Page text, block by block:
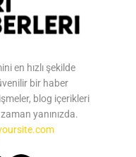
en hızlı şekilde
bir haber
blog içerikleri
yanınızda.